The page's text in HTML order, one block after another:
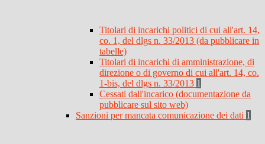
Titolari di incarichi politici di cui all'art. 14,
co. 1, del dlgs n. 33/2013 (da pubblicare in
tabelle)
Titolari di incarichi di amministrazione, di
direzione o di governo di cui all'art. 14, co.
1-bis, del dlgs n. 33/2013 1
Cessati dall'incarico (documentazione da
pubblicare sul sito web)
Sanzioni per mancata comunicazione dei dati 1